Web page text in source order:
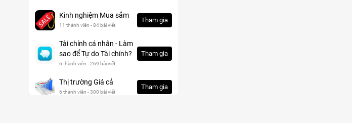
Kinh nghiệm Mua sắm
11 thành viên - 84 bài viết
Tham gia
Tài chính cá nhân - Làm
sao để Tự do Tài chính?
6 thành viên - 269 bài viết
Tham gia
Thị trường Giá cả
6 thành viên - 300 bài viết
Tham gia